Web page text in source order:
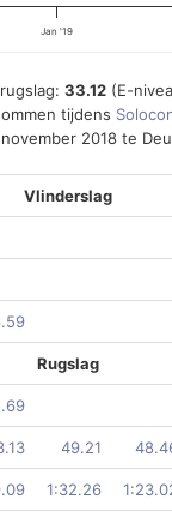
Jan '19
33.12 (E-
tijdens
november 2018 te
Vlinderslag
Rugslag
49.21
1:32.26